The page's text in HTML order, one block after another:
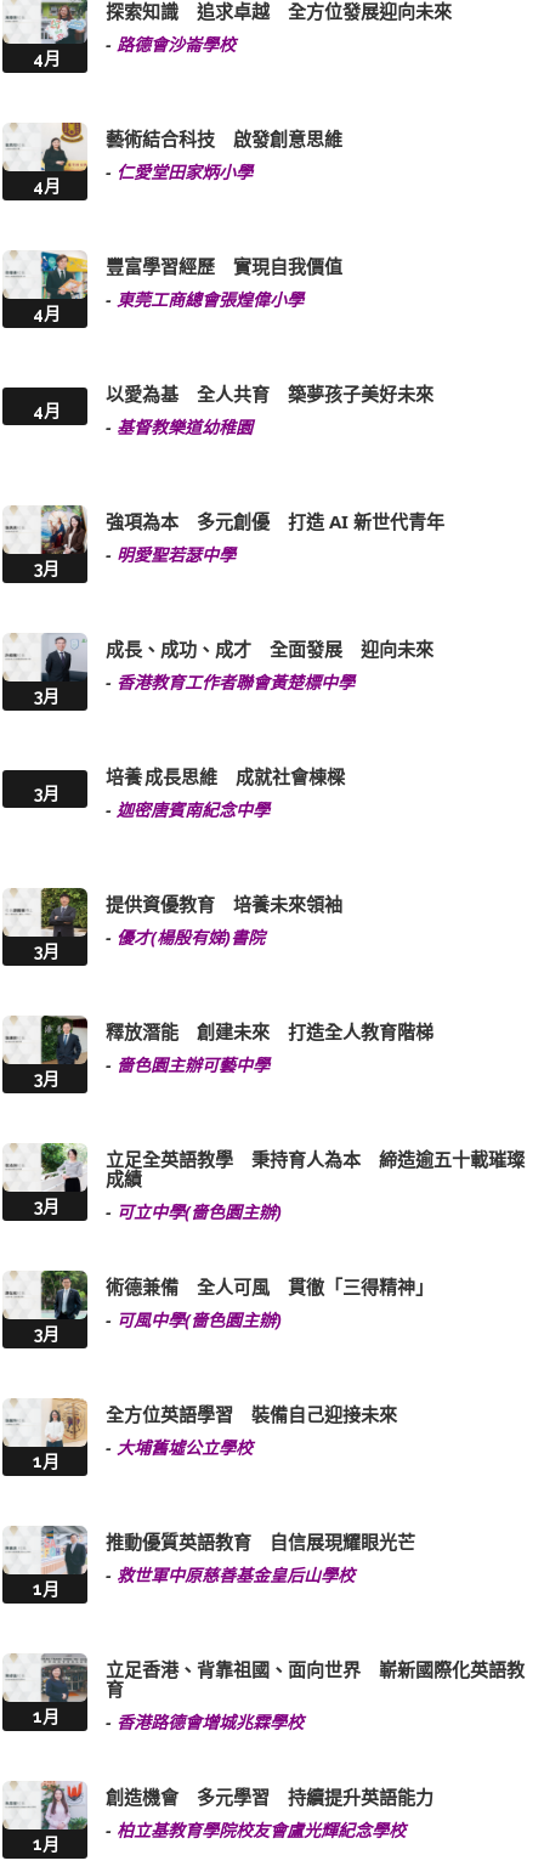
4月
探索知識 追求卓越 全方位發展迎向未來
- 路德會沙崙學校
4月
藝術結合科技 啟發創意思維
- 仁愛堂田家炳小學
4月
豐富學習經歷 實現自我價值
- 東莞工商總會張煌偉小學
4月
以愛為基 全人共育 築夢孩子美好未來
- 基督教樂道幼稚園
3月
強項為本 多元創優 打造 AI 新世代青年
- 明愛聖若瑟中學
3月
成長、成功、成才 全面發展 迎向未來
- 香港教育工作者聯會黃楚標中學
3月
培養 成長思維 成就社會棟樑
- 迦密唐賓南紀念中學
3月
提供資優教育 培養未來領袖
- 優才(楊殷有娣)書院
3月
釋放潛能 創建未來 打造全人教育階梯
- 嗇色園主辦可藝中學
3月
立足全英語教學 秉持育人為本 締造逾五十載璀璨
成績
- 可立中學(嗇色園主辦)
3月
術德兼備 全人可風 貫徹「三得精神」
- 可風中學(嗇色園主辦)
1月
全方位英語學習 裝備自己迎接未來
- 大埔舊墟公立學校
1月
推動優質英語教育 自信展現耀眼光芒
- 救世軍中原慈善基金皇后山學校
1月
立足香港、背靠祖國、面向世界 嶄新國際化英語教
育
- 香港路德會增城兆霖學校
1月
創造機會 多元學習 持續提升英語能力
- 柏立基教育學院校友會盧光輝紀念學校